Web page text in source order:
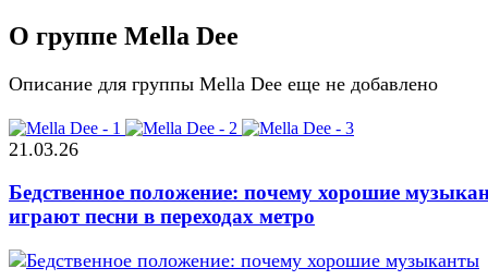
О группе Mella Dee
Описание для группы Mella Dee еще не добавлено
21.03.26
Бедственное положение: почему хорошие
играют песни в переходах метро